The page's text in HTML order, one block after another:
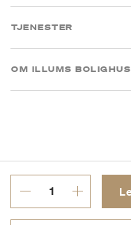
TJENESTER
OM ILLUMS BOLIGHUS